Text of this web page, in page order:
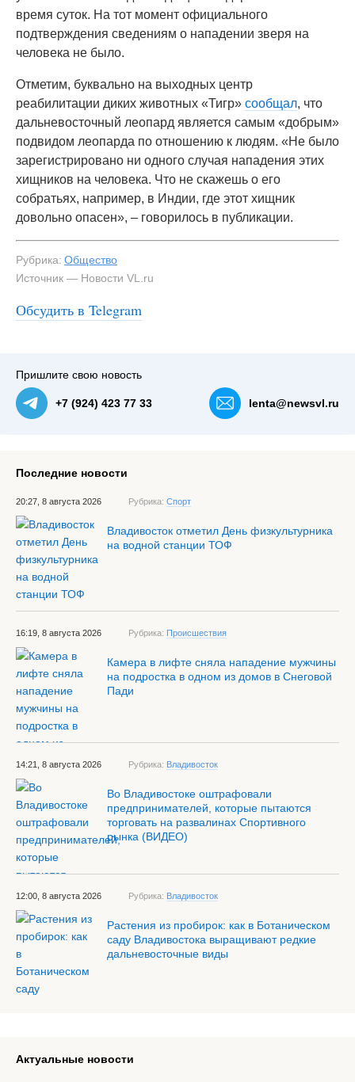
время суток. На тот момент официального
подтверждения сведениям о нападении зверя на
человека не было.
Отметим, буквально на выходных центр
реабилитации диких животных «Тигр» сообщал, что
дальневосточный леопард является самым «добрым»
подвидом леопарда по отношению к людям. «Не было
зарегистрировано ни одного случая нападения этих
хищников на человека. Что не скажешь о его
собратьях, например, в Индии, где этот хищник
довольно опасен», – говорилось в публикации.
Рубрика: Общество
Источник — Новости VL.ru
Обсудить в Telegram
Пришлите свою новость
+7 (924) 423 77 33 lenta@newsvl.ru
Последние новости
20:27, 8 августа 2026 Рубрика: Спорт
Владивосток отметил День физкультурника
на водной станции ТОФ
16:19, 8 августа 2026 Рубрика: Происшествия
Камера в лифте сняла нападение мужчины
на подростка в одном из домов в Снеговой
Пади
14:21, 8 августа 2026 Рубрика: Владивосток
Во Владивостоке оштрафовали
предпринимателей, которые пытаются
торговать на развалинах Спортивного
рынка (ВИДЕО)
12:00, 8 августа 2026 Рубрика: Владивосток
Растения из пробирок: как в Ботаническом
саду Владивостока выращивают редкие
дальневосточные виды
Актуальные новости